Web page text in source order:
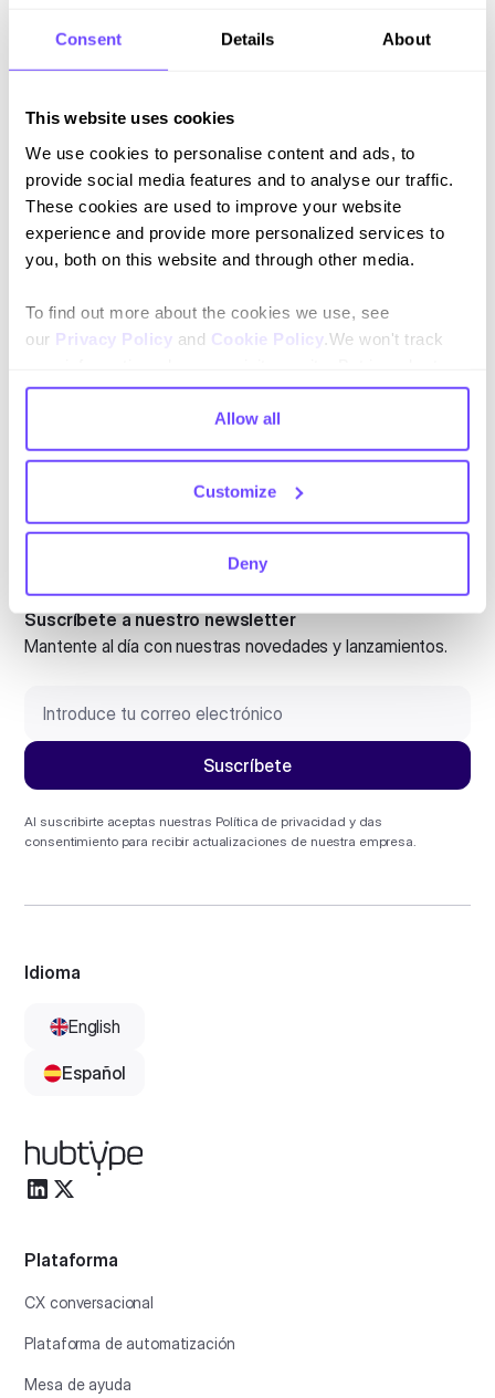
Consent Details About
This website uses cookies
We use cookies to personalise content and ads, to
provide social media features and to analyse our traffic.
These cookies are used to improve your website
experience and provide more personalized services to
you, both on this website and through other media.
To find out more about the cookies we use, see
our Privacy Policy and Cookie Policy .We won't track
comply with your preferences, we'll have to use just one
tiny cookie so that you're not asked to make this choice
again.
Allow all
Customize
Deny
Atajos de teclado:
Haz clic y arrastra:muévete con fluidez alrededor de
grandes corrientes de agua.
Was this resource helpful?
Suscríbete a nuestro newsletter
Mantente al día con nuestras novedades y lanzamientos.
Al suscribirte aceptas nuestras Política de privacidad y das
consentimiento para recibir actualizaciones de nuestra empresa.
Plataforma
CX conversacional
Plataforma de automatización
Mesa de ayuda
Idioma
English
Español